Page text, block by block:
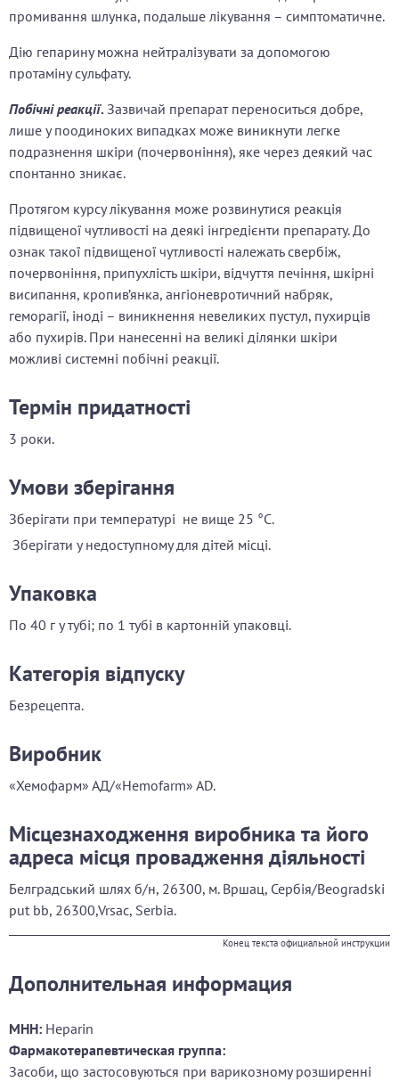
промивання шлунка, подальше лікування – симптоматичне.
Дію гепарину можна нейтралізувати за допомогою
протаміну сульфату.
Побічні реакції. Зазвичай препарат переноситься добре,
лише у поодиноких випадках може виникнути легке
подразнення шкіри (почервоніння), яке через деякий час
спонтанно зникає.
Протягом курсу лікування може розвинутися реакція
підвищеної чутливості на деякі інгредієнти препарату. До
ознак такої підвищеної чутливості належать свербіж,
почервоніння, припухлість шкіри, відчуття печіння, шкірні
висипання, кропив’янка, ангіоневротичний набряк,
геморагії, іноді – виникнення невеликих пустул, пухирців
або пухирів. При нанесенні на великі ділянки шкіри
можливі системні побічні реакції.
Термін придатності
3 роки.
Умови зберігання
Зберігати при температурі не вище 25 °С.
Зберігати у недоступному для дітей місці.
Упаковка
По 40 г у тубі; по 1 тубі в картонній упаковці.
Категорія відпуску
Безрецепта.
Виробник
«Хемофарм» АД/«Hemofarm» AD.
Місцезнаходження виробника та його
адреса місця провадження діяльності
Белградський шлях б/н, 26300, м. Вршац, Сербія/Beogradski
put bb, 26300,Vrsac, Serbia.
Конец текста официальной инструкции
Дополнительная информация
МНН: Heparin
Фармакотерапевтическая группа:
Засоби, що застосовуються при варикозному розширенні